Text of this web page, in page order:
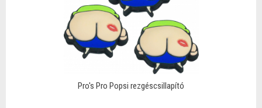
Pro's Pro Popsi rezgéscsillapító